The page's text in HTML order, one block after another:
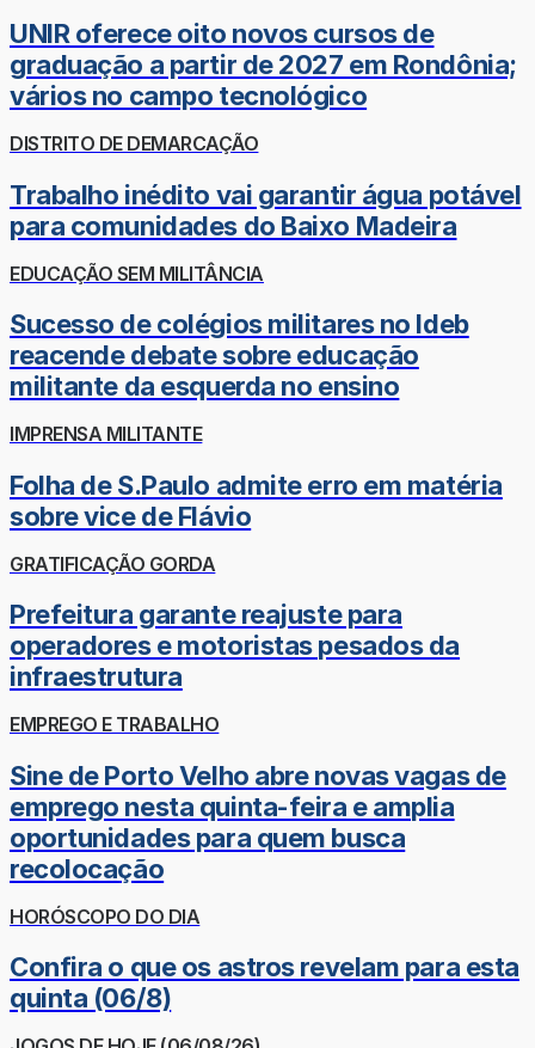
UNIR oferece oito novos cursos de
graduação a partir de 2027 em Rondônia;
vários no campo tecnológico
DISTRITO DE DEMARCAÇÃO
Trabalho inédito vai garantir água potável
para comunidades do Baixo Madeira
EDUCAÇÃO SEM MILITÂNCIA
Sucesso de colégios militares no Ideb
reacende debate sobre educação
militante da esquerda no ensino
IMPRENSA MILITANTE
Folha de S.Paulo admite erro em matéria
sobre vice de Flávio
GRATIFICAÇÃO GORDA
Prefeitura garante reajuste para
operadores e motoristas pesados da
infraestrutura
EMPREGO E TRABALHO
Sine de Porto Velho abre novas vagas de
emprego nesta quinta-feira e amplia
oportunidades para quem busca
recolocação
HORÓSCOPO DO DIA
Confira o que os astros revelam para esta
quinta (06/8)